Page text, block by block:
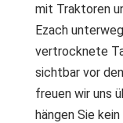
mit Traktoren
Ezach
vertrocknete
sichtbar vor
freuen wir uns
hängen Sie